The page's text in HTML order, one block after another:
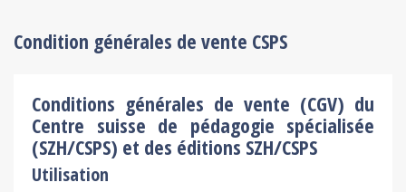
Condition générales de vente CSPS
Conditions générales de vente (CGV) du
Centre suisse de pédagogie spécialisée
(SZH/CSPS) et des éditions SZH/CSPS
Utilisation